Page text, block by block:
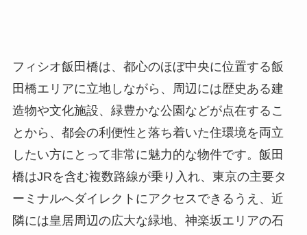
フィシオ飯田橋は、都心のほぼ中央に位置する飯
田橋エリアに立地しながら、周辺には歴史ある建
造物や文化施設、緑豊かな公園などが点在するこ
とから、都会の利便性と落ち着いた住環境を両立
したい方にとって非常に魅力的な物件です。飯田
橋はJRを含む複数路線が乗り入れ、東京の主要タ
ーミナルへダイレクトにアクセスできるうえ、近
隣には皇居周辺の広大な緑地、神楽坂エリアの石